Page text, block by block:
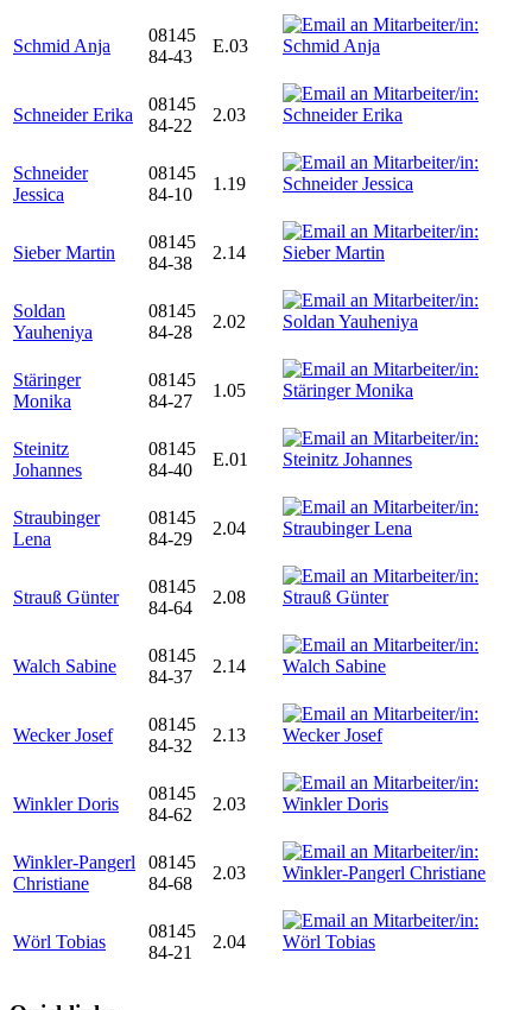
Schmid Anja
08145
84-43
E.03
Schneider Erika
08145
84-22
2.03
Schneider
Jessica
08145
84-10
1.19
Sieber Martin
08145
84-38
2.14
Soldan
Yauheniya
08145
84-28
2.02
Stäringer
Monika
08145
84-27
1.05
Steinitz
Johannes
08145
84-40
E.01
Straubinger
Lena
08145
84-29
2.04
Strauß Günter
08145
84-64
2.08
Walch Sabine
08145
84-37
2.14
Wecker Josef
08145
84-32
2.13
Winkler Doris
08145
84-62
2.03
Winkler-Pangerl
Christiane
08145
84-68
2.03
Wörl Tobias
08145
84-21
2.04